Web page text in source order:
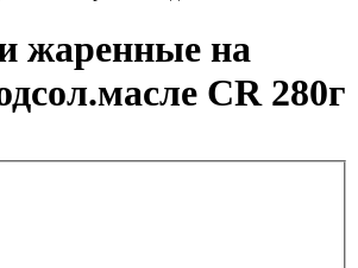
жаренные на
CR 280г